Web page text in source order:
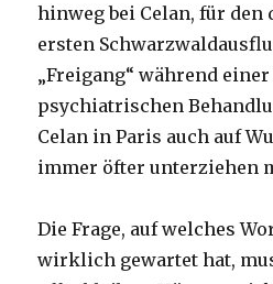
hinweg bei Celan, für den
ersten
„Freigang“ während
psychiatrischen
Celan in Paris auch auf
immer öfter unterziehen
Die Frage, auf welches
wirklich gewartet hat,